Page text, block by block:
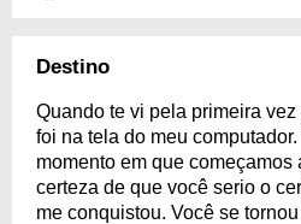
Destino
Quando te vi pela primeira
foi na tela do meu
momento em que começamos
certeza de que você serio o
me conquistou. Você se